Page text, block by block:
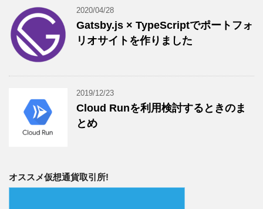
2020/04/28
Gatsby.js × TypeScriptでポートフォ
リオサイトを作りました
2019/12/23
Cloud Runを利用検討するときのま
とめ
オススメ仮想通貨取引所!